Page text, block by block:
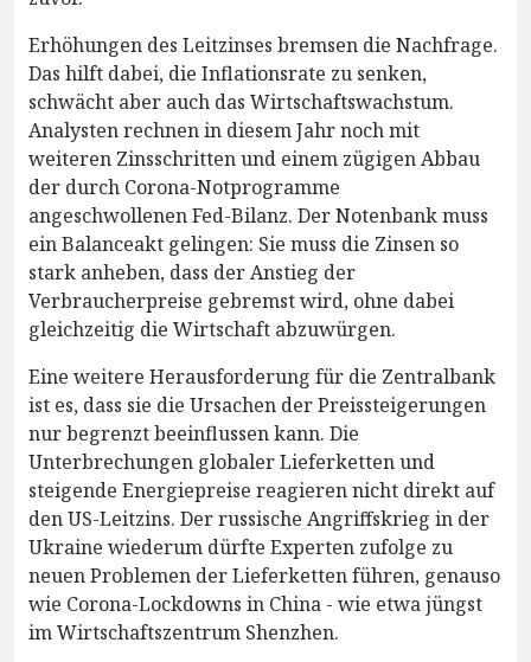
Erhöhungen des Leitzinses bremsen die Nachfrage.
Das hilft dabei, die Inflationsrate zu senken,
schwächt aber auch das Wirtschaftswachstum.
Analysten rechnen in diesem Jahr noch mit
weiteren Zinsschritten und einem zügigen Abbau
der durch Corona-Notprogramme
angeschwollenen Fed-Bilanz. Der Notenbank muss
ein Balanceakt gelingen: Sie muss die Zinsen so
stark anheben, dass der Anstieg der
Verbraucherpreise gebremst wird, ohne dabei
gleichzeitig die Wirtschaft abzuwürgen.
Eine weitere Herausforderung für die Zentralbank
ist es, dass sie die Ursachen der Preissteigerungen
nur begrenzt beeinflussen kann. Die
Unterbrechungen globaler Lieferketten und
steigende Energiepreise reagieren nicht direkt auf
den US-Leitzins. Der russische Angriffskrieg in der
Ukraine wiederum dürfte Experten zufolge zu
neuen Problemen der Lieferketten führen, genauso
wie Corona-Lockdowns in China - wie etwa jüngst
im Wirtschaftszentrum Shenzhen.